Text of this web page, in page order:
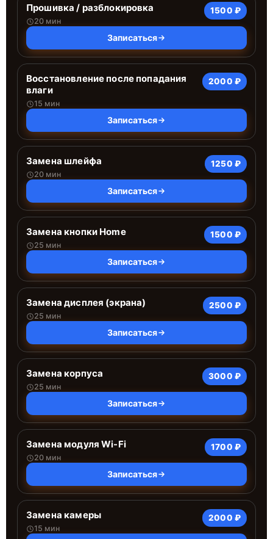
Прошивка / разблокировка
20 мин
1500 ₽
Записаться
Восстановление после попадания
влаги
15 мин
2000 ₽
Записаться
Замена шлейфа
20 мин
1250 ₽
Записаться
Замена кнопки Home
25 мин
1500 ₽
Записаться
Замена дисплея (экрана)
25 мин
2500 ₽
Записаться
Замена корпуса
25 мин
3000 ₽
Записаться
Замена модуля Wi-Fi
20 мин
1700 ₽
Записаться
Замена камеры
15 мин
2000 ₽